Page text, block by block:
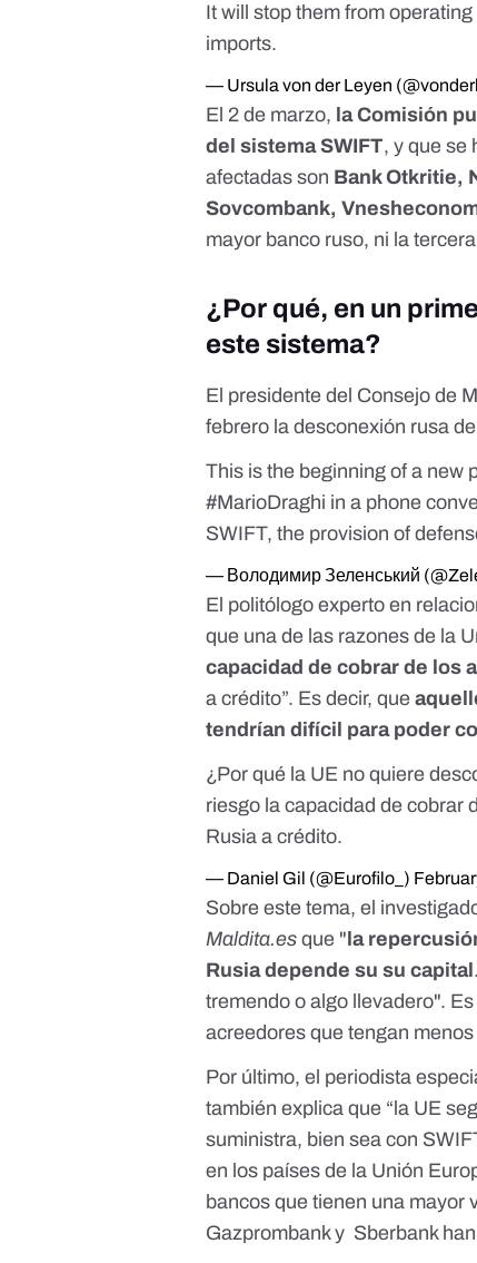
It will stop them from
imports.
— Ursula von der Leyen
El 2 de marzo, la Comisión
del sistema SWIFT, y que se
afectadas son Bank Otkritie,
Sovcombank,
mayor banco ruso, ni la
¿Por qué, en un
este sistema?
El presidente del Consejo de
febrero la desconexión rusa
This is the beginning of a
#MarioDraghi in a phone
SWIFT, the provision of
— Володимир Зеленський
El politólogo experto en
que una de las razones de la
capacidad de cobrar de los
a crédito”. Es decir, que
tendrían difícil para poder
¿Por qué la UE no quiere
riesgo la capacidad de cobrar
Rusia a crédito.
— Daniel Gil (@Eurofilo_)
Sobre este tema, el
Maldita.es que " la
Rusia depende su su capital
tremendo o algo llevadero".
acreedores que tengan
Por último, el periodista
también explica que “la UE
suministra, bien sea con
en los países de la Unión
bancos que tienen una mayor
Gazprombank y Sberbank